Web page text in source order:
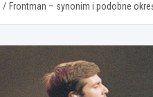
Frontman – synonim i podobne